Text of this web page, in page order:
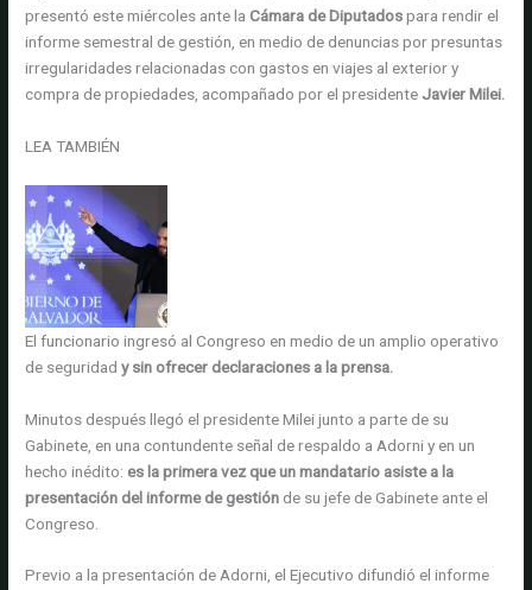
presentó este miércoles ante la Cámara de Diputadospara rendir el
informe semestral de gestión, en medio de denuncias por presuntas
irregularidades relacionadas con gastos en viajes al exterior y
compra de propiedades, acompañado por el presidente Javier Milei.
LEA TAMBIÉN
El funcionario ingresó al Congreso en medio de un amplio operativo
de seguridady sin ofrecer declaraciones a la prensa.
Minutos después llegó el presidente Milei junto a parte de su
Gabinete, en una contundente señal de respaldo a Adorni y en un
hecho inédito: es la primera vez que un mandatario asiste a la
presentación del informe de gestión de su jefe de Gabinete ante el
Congreso.
Previo a la presentación de Adorni, el Ejecutivo difundió el informe